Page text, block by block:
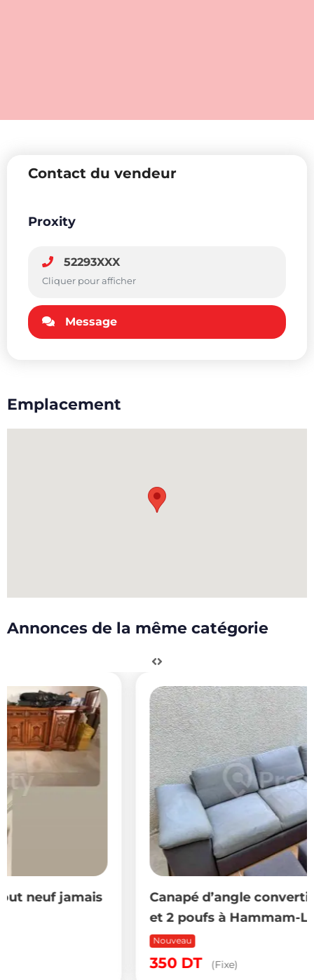
Contact du vendeur
Proxity
52293XXX
Cliquer pour afficher
Message
Emplacement
Annonces de la même catégorie
Canapé d’angle convertible avec coffre
et 2 poufs à Hammam-Lif